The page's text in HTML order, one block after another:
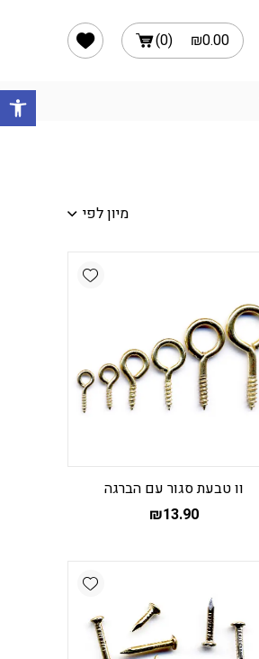
₪0.00
(
0
)
מיון לפי
Add wishlist
וו טבעת סגור עם הברגה
₪13.90
Add wishlist